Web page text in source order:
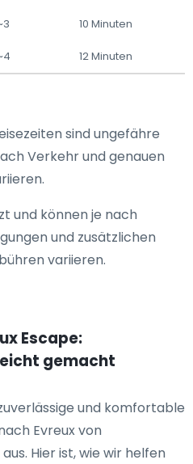
10 Minuten
12 Minuten
sind ungefähre
Verkehr und genauen
und können je nach
und zusätzlichen
variieren.
Escape:
gemacht
und komfortable
Evreux von
Hier ist, wie wir helfen